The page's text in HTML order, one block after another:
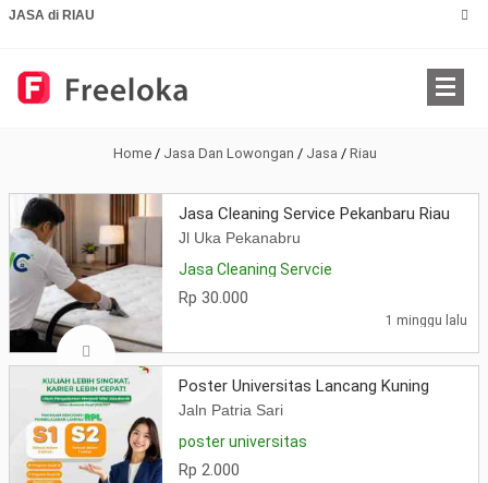
JASA di RIAU
Home/ Jasa Dan Lowongan / Jasa / Riau
Jasa Cleaning Service Pekanbaru Riau
Jl Uka Pekanabru
Jasa Cleaning Servcie
Rp 30.000
1 minggu lalu
Poster Universitas Lancang Kuning
Jaln Patria Sari
poster universitas
Rp 2.000